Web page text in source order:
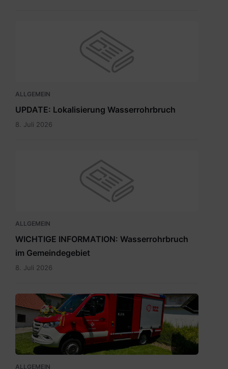
ALLGEMEIN
UPDATE: Lokalisierung Wasserrohrbruch
8. Juli 2026
ALLGEMEIN
WICHTIGE INFORMATION: Wasserrohrbruch
im Gemeindegebiet
8. Juli 2026
IMG-
20260705-
WA0009.jpg
ALLGEMEIN